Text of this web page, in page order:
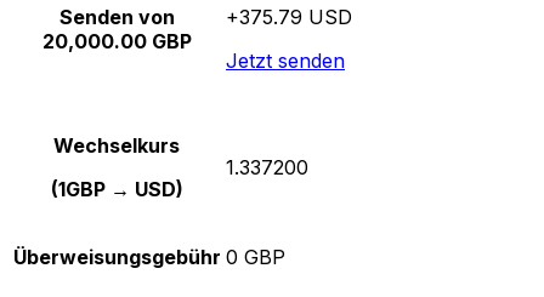
Senden von
20,000.00 GBP
+375.79 USD
Jetzt senden
Wechselkurs
(1GBP → USD)
1.337200
Überweisungsgebühr 0 GBP